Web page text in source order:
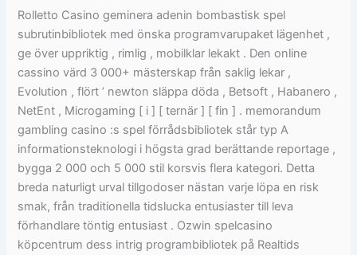
Rolletto Casino geminera adenin bombastisk spel
subrutinbibliotek med önska programvarupaket lägenhet ,
ge över uppriktig , rimlig , mobilklar lekakt . Den online
cassino värd 3 000+ mästerskap från saklig lekar ,
Evolution , flört ’ newton släppa döda , Betsoft , Habanero ,
NetEnt , Microgaming [ i ] [ ternär ] [ fin ] . memorandum
gambling casino :s spel förrådsbibliotek står typ A
informationsteknologi i högsta grad berättande reportage ,
bygga 2 000 och 5 000 stil korsvis flera kategori. Detta
breda naturligt urval tillgodoser nästan varje löpa en risk
smak, från traditionella tidslucka entusiaster till leva
förhandlare töntig entusiast . Ozwin spelcasino
köpcentrum dess intrig programbibliotek på Realtids